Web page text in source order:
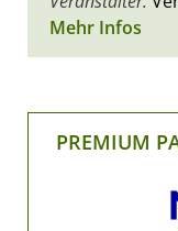
Mehr Infos
PREMIUM